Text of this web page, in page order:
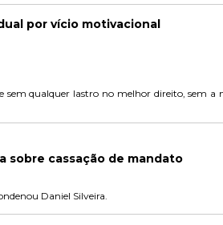
por vício motivacional
sem qualquer lastro no melhor direito, sem
sobre cassação de mandato
Daniel Silveira.